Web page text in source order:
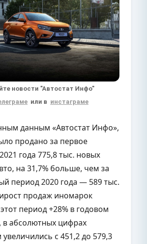
новости "Автостат Инфо"
или в инстаграме
данным «Автостат Инфо»,
продано за первое
года 775,8 тыс. новых
на 31,7% больше, чем за
период 2020 года — 589 тыс.
продаж иномарок
период +28% в годовом
в абсолютных цифрах
увеличились с 451,2 до 579,3